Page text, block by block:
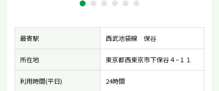
最寄駅 西武池袋線 保谷
所在地 東京都西東京市下保谷４−１１
利用時間(平日) 24時間